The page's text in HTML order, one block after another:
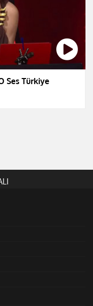
Ses Türkiye